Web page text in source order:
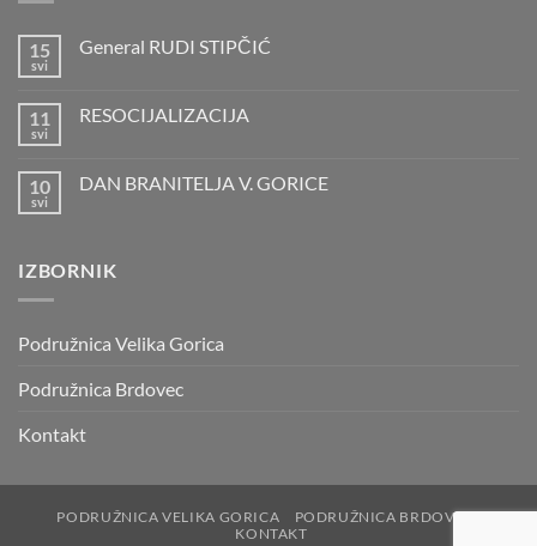
15
svi
General RUDI STIPČIĆ
General
11
svi
RESOCIJALIZACIJA
RESOCIJALIZACIJA
10
svi
DAN BRANITELJA V. GORICE
BRANITELJA
IZBORNIK
Podružnica Velika Gorica
Podružnica Brdovec
Kontakt
PODRUŽNICA VELIKA GORICA
PODRUŽNICA BRDOVEC
KONTAKT